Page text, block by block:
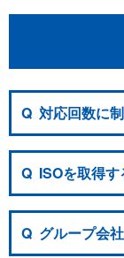
Q 対応回数に
Q ISOを取得
Q グループ会